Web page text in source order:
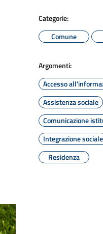
Categorie:
Comune
Argomenti:
Accesso
Assistenza sociale
Comunicazione
Integrazione sociale
Residenza